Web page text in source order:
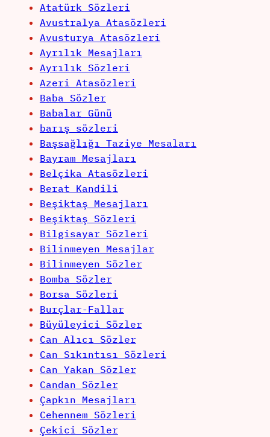
Atatürk Sözleri
Avustralya Atasözleri
Avusturya Atasözleri
Ayrılık Mesajları
Ayrılık Sözleri
Azeri Atasözleri
Baba Sözler
Babalar Günü
barış sözleri
Başsağlığı Taziye Mesaları
Bayram Mesajları
Belçika Atasözleri
Berat Kandili
Beşiktaş Mesajları
Beşiktaş Sözleri
Bilgisayar Sözleri
Bilinmeyen Mesajlar
Bilinmeyen Sözler
Bomba Sözler
Borsa Sözleri
Burçlar-Fallar
Büyüleyici Sözler
Can Alıcı Sözler
Can Sıkıntısı Sözleri
Can Yakan Sözler
Candan Sözler
Çapkın Mesajları
Cehennem Sözleri
Çekici Sözler